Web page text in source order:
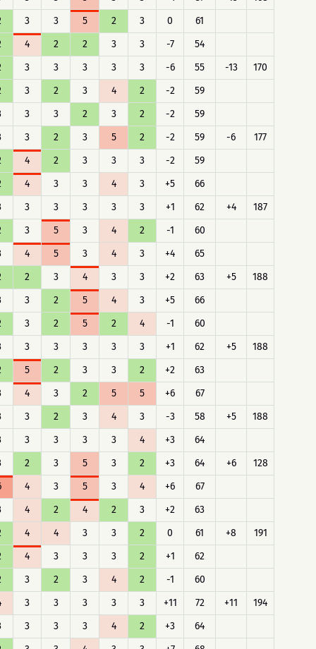
3 3 5 2 3 0
61
4 2 2 3 3 -7
54
3 3 3 3 3 -6 55 -13
170
3 2 3 4 2 -2
59
3 3 2 3 2 -2
59
3 2 3 5 2 -2 59 -6
177
4 2 3 3 3 -2
59
4 3 3 4 3 +5
66
3 3 3 3 3 +1 62 +4
187
3 5 3 4 2 -1
60
4 5 3 4 3 +4
65
2 3 4 3 3 +2 63 +5
188
3 2 5 4 3 +5
66
3 2 5 2 4 -1
60
3 3 3 3 3 +1 62 +5
188
5 2 3 3 2 +2
63
4 3 2 5 5 +6
67
3 2 3 4 3 -3 58 +5
188
3 3 3 3 4 +3
64
2 3 5 3 2 +3 64 +6
128
4 3 5 3 4 +6
67
4 2 4 2 3 +2
63
4 4 3 3 2 0 61 +8
191
4 3 3 3 2 +1
62
3 2 3 4 2 -1
60
3 3 3 3 3 +11 72 +11
194
3 3 3 4 2 +3
64